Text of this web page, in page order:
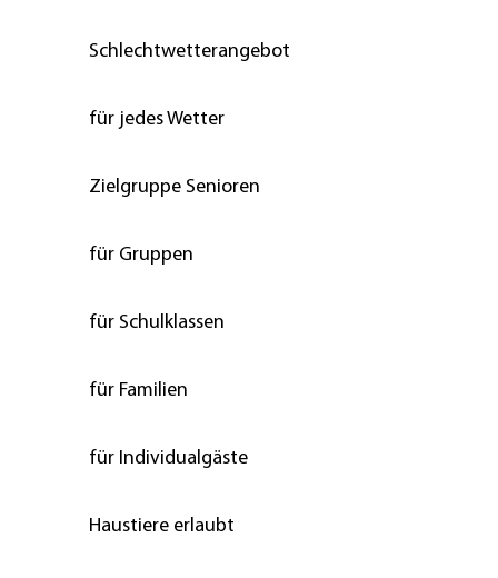
Schlechtwetterangebot
für jedes Wetter
Zielgruppe Senioren
für Gruppen
für Schulklassen
für Familien
für Individualgäste
Haustiere erlaubt